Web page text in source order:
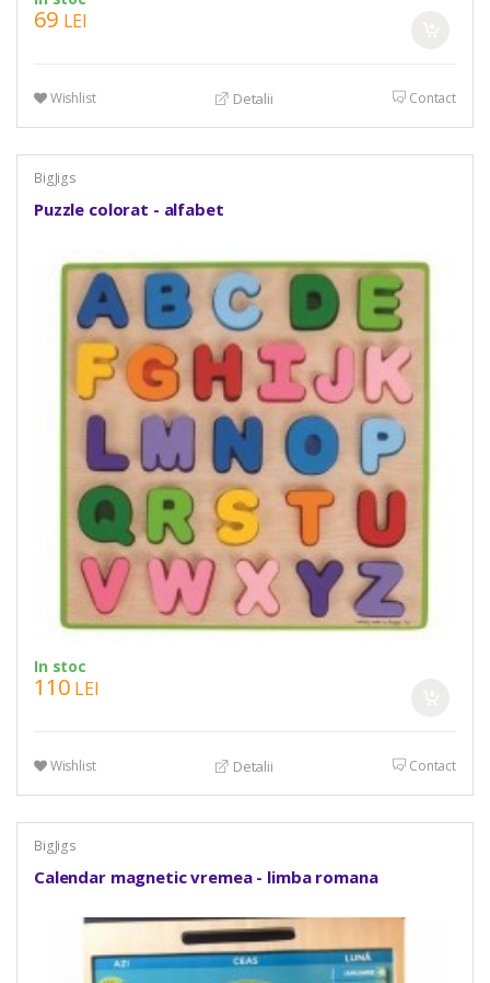
69 LEI
Wishlist Detalii Contact
BigJigs
Puzzle colorat - alfabet
In stoc
110 LEI
Wishlist Detalii Contact
BigJigs
Calendar magnetic vremea - limba romana